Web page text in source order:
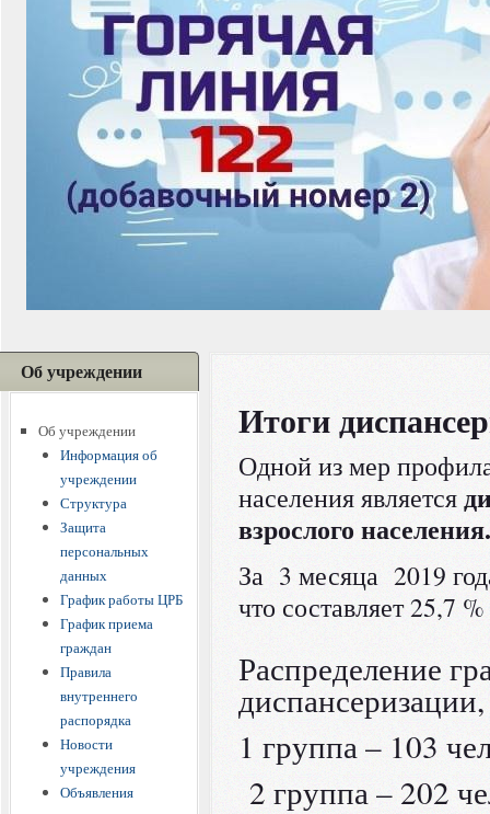
Об учреждении
Об учреждении
Информация об
учреждении
Структура
Защита
персональных
данных
График работы ЦРБ
График приема
граждан
Правила
внутреннего
распорядка
Новости
учреждения
Объявления
Итоги
Одной из мер
населения является
взрослого населения.
За 3 месяца 2019
что составляет 25,7
Распределение
1 группа – 103
2 группа – 202